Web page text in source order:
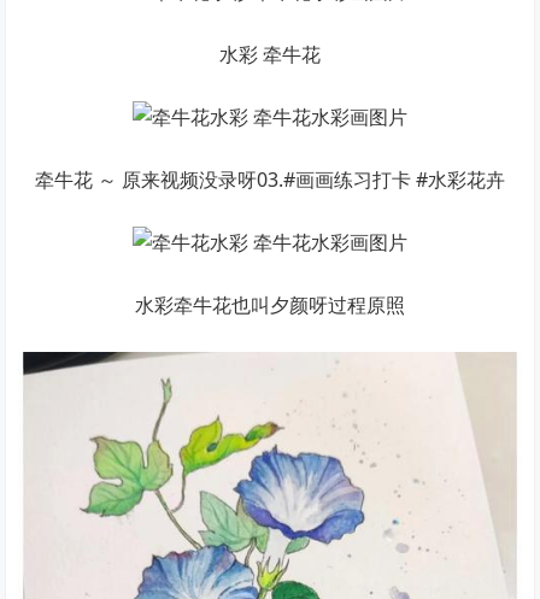
水彩 牵牛花
牵牛花 ～ 原来视频没录呀03.#画画练习打卡 #水彩花卉
水彩牵牛花也叫夕颜呀过程原照